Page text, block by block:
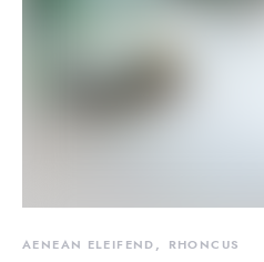
AENEAN ELEIFEND RHONCUS